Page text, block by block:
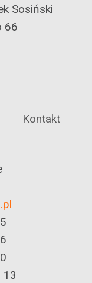
Sosiński
66
Kontakt
13